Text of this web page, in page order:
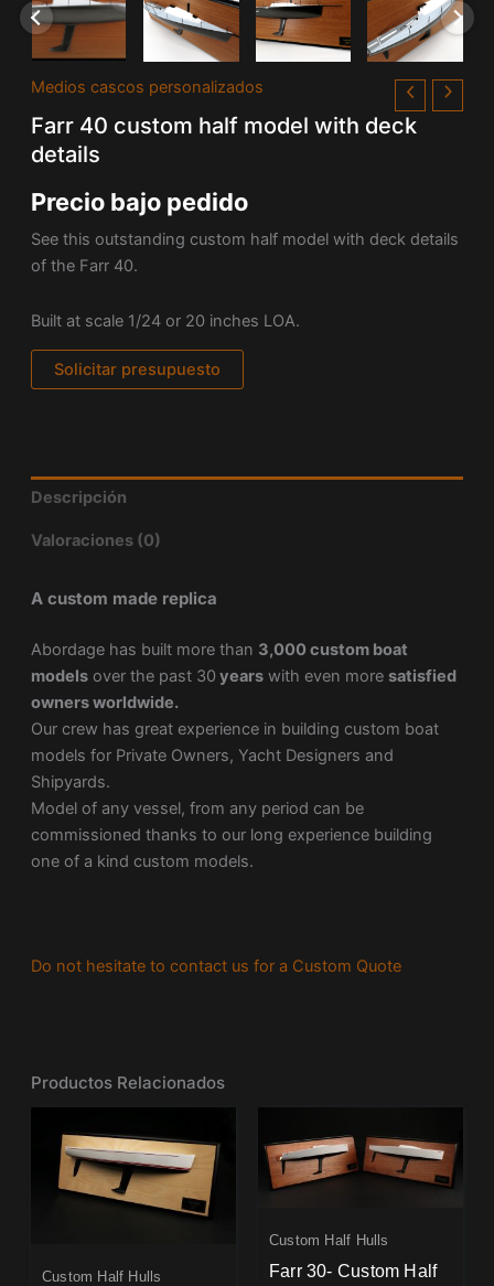
Medios cascos personalizados
Farr 40 custom half model with deck
details
Precio bajo pedido
See this outstanding custom half model with deck details
of the Farr 40.
Built at scale 1/24 or 20 inches LOA.
Solicitar presupuesto
Descripción
Valoraciones (0)
A custom made replica
Abordage has built more than 3,000 custom boat
modelsover the past 30 yearswith even more satisfied
owners worldwide.
Our crew has great experience in building custom boat
models for Private Owners, Yacht Designers and
Shipyards.
Model of any vessel, from any period can be
commissioned thanks to our long experience building
one of a kind custom models.
Do not hesitate to contact us for a Custom Quote
Productos Relacionados
Custom Half Hulls
Custom Half Hulls
Farr 30- Custom Half